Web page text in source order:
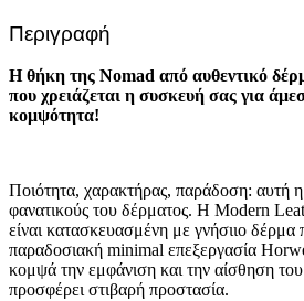
Περιγραφή
Η θήκη της Nomad από αυθεντικό
που χρειάζεται η συσκευή σας για
κομψότητα!
Ποιότητα, χαρακτήρας, παράδοση: αυτή η
φανατικούς του δέρματος. Η Modern
είναι κατασκευασμένη με γνήσιιο δέρμα
παραδοσιακή minimal επεξεργασία
κομψά την εμφάνιση και την αίσθηση
προσφέρει στιβαρή προστασία.